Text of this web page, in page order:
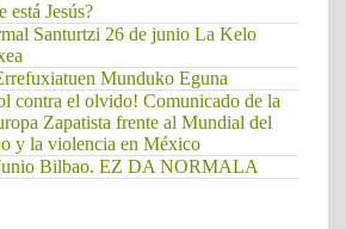
está Jesús?
Santurtzi 26 de junio La Kelo
Munduko Eguna
contra el olvido! Comunicado de la
Zapatista frente al Mundial del
y la violencia en México
Bilbao. EZ DA NORMALA